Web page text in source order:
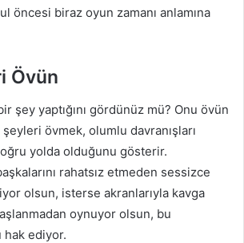
öncesi biraz oyun zamanı anlamına
Övün
şey yaptığını gördünüz mü? Onu övün
övmek, olumlu davranışları
yolda olduğunu gösterir.
rahatsız etmeden sessizce
olsun, isterse akranlarıyla kavga
oynuyor olsun, bu
ediyor.